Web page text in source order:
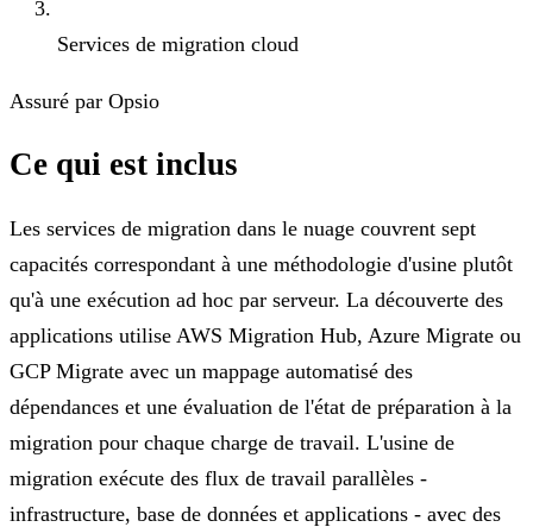
Services de migration cloud
Assuré par Opsio
Ce qui est inclus
Les services de migration dans le nuage couvrent sept
capacités correspondant à une méthodologie d'usine plutôt
qu'à une exécution ad hoc par serveur. La découverte des
applications utilise AWS Migration Hub, Azure Migrate ou
GCP Migrate avec un mappage automatisé des
dépendances et une évaluation de l'état de préparation à la
migration pour chaque charge de travail. L'usine de
migration exécute des flux de travail parallèles -
infrastructure, base de données et applications - avec des